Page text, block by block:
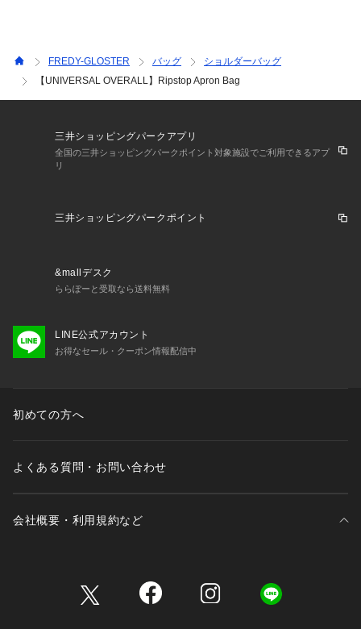
好する日本のファンたちからも愛されているロングセラーアイ
また、彼らはタフなワークウエアを追求していく中で、より着
※お取扱い上のご注意
アテンションタグを必ずご確認の上、着用又はお取り扱いくだ
て見える場合があります。
り、実際の商品と比較し色味に若干の誤差が生じる場合があり
FREDY-GLOSTER バッグ
ショルダーバッグ
【UNIVERSAL OVERALL】Ripstop Apron Bag
三井ショッピングパークアプリ
全国の三井ショッピングパークポイント対象施設でご利用できるアプ
リ
三井ショッピングパークポイント
&mallデスク
ららぽーと受取なら送料無料
LINE公式アカウント
お得なセール・クーポン情報配信中
初めての方へ
よくある質問・お問い合わせ
会社概要・利用規約など